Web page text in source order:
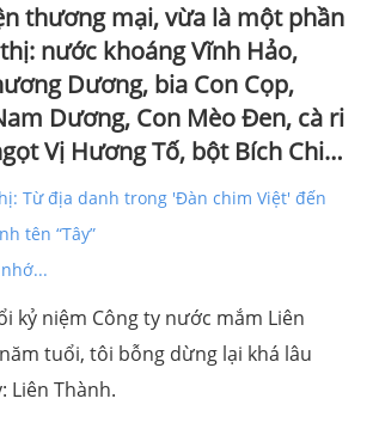
thương mại, vừa là một phần
nước khoáng Vĩnh Hảo,
Dương, bia Con Cọp,
Dương, Con Mèo Đen, cà ri
Vị Hương Tố, bột Bích Chi…
Từ địa danh trong 'Đàn chim Việt' đến
tên “Tây”
kỷ niệm Công ty nước mắm Liên
tuổi, tôi bỗng dừng lại khá lâu
Liên Thành.